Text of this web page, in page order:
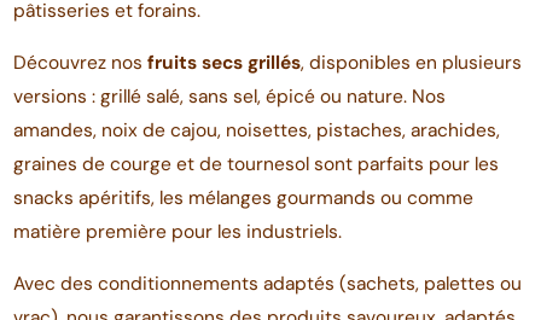
pâtisseries et forains.
Découvrez nosfruits secs grillés, disponibles en plusieurs
versions : grillé salé, sans sel, épicé ou nature. Nos
amandes, noix de cajou, noisettes, pistaches, arachides,
graines de courge et de tournesol sont parfaits pour les
snacks apéritifs, les mélanges gourmands ou comme
matière première pour les industriels.
Avec des conditionnements adaptés (sachets, palettes ou